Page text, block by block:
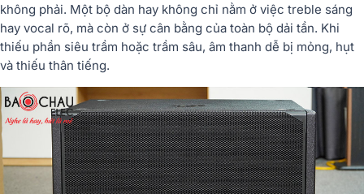
không phải. Một bộ dàn hay không chỉ nằm ở việc treble sáng
hay vocal rõ, mà còn ở sự cân bằng của toàn bộ dải tần. Khi
thiếu phần siêu trầm hoặc trầm sâu, âm thanh dễ bị mỏng, hụt
và thiếu thân tiếng.